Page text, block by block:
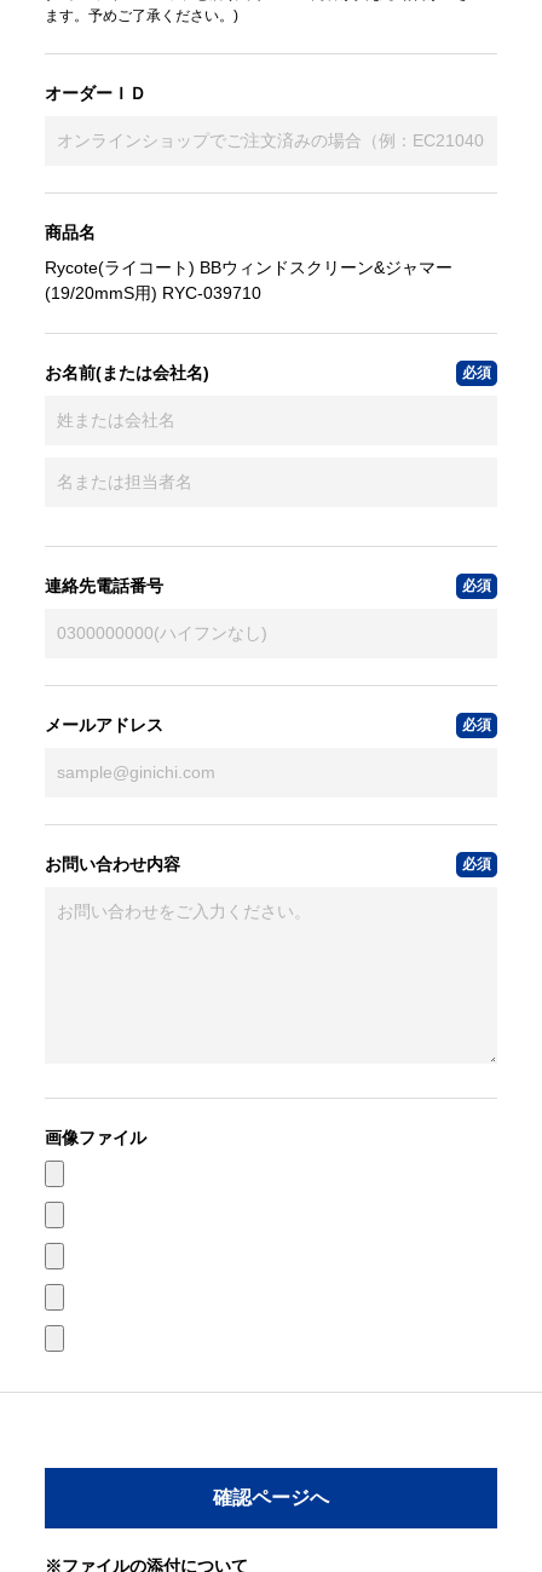
ます。予めご了承ください。)
オーダーＩＤ
商品名
Rycote(ライコート) BBウィンドスクリーン&ジャマー
(19/20mmS用) RYC-039710
お名前(または会社名)
連絡先電話番号
メールアドレス
お問い合わせ内容
画像ファイル
※ファイルの添付について